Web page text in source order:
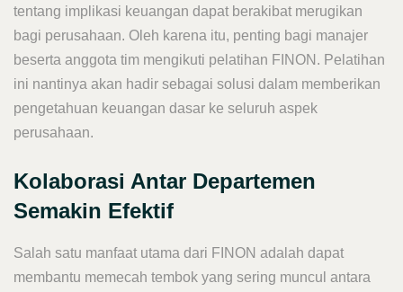
tentang implikasi keuangan dapat berakibat merugikan
bagi perusahaan. Oleh karena itu, penting bagi manajer
beserta anggota tim mengikuti pelatihan FINON. Pelatihan
ini nantinya akan hadir sebagai solusi dalam memberikan
pengetahuan keuangan dasar ke seluruh aspek
perusahaan.
Kolaborasi Antar Departemen
Semakin Efektif
Salah satu manfaat utama dari FINON adalah dapat
membantu memecah tembok yang sering muncul antara